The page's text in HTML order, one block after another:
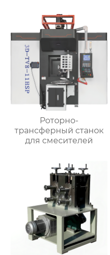
скоростью для
клапанов
Роторно-
трансферный станок
для смесителей